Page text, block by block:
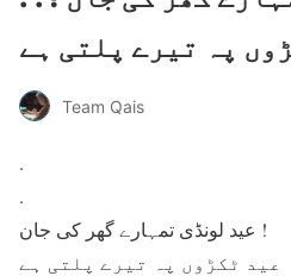
Team Qais
.
.
عید لونڈی تمہارے گھر کی جان !
عید ٹکڑوں پہ تیرے پلتی ہے